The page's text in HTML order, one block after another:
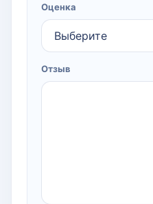
Оценка
Отзыв